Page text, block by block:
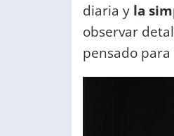
diaria y la
observar
pensado